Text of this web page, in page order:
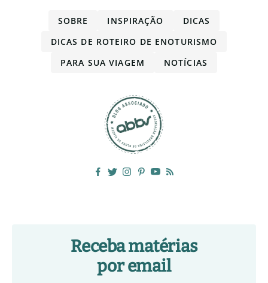
SOBRE INSPIRAÇÃO
DICAS
DICAS DE ROTEIRO DE ENOTURISMO
PARA SUA VIAGEM
NOTÍCIAS
Receba matérias
por email